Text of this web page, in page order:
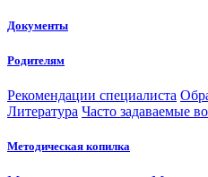
Документы
Родителям
Рекомендации специалиста
Литература Часто задаваемые
Методическая копилка